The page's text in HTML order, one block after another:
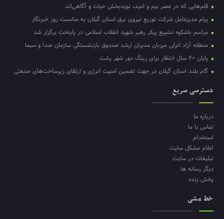
قلم‌هایی که در عصر بیم و امید، نویدبخش حیات و آگاهی‌اند
پیام مدیرعامل شرکت توزیع نیروی برق استان گیلان به مناسبت روز خبرنگار ‌
مراسم باشکوه تشییع پیکر رهبر شهید انقلاب اسلامی در پایتخت برگزار شد
منطقه آزاد انزلی میزبان مدیران ارشد صندوق بازنشستگی سازمان صدا و سیما
پایان ۲۰ سال انتظار برای رینگ دور شهر رشت
گام بلند استان گیلان در جهت تضمین امنیت انرژی و ارتقای زیرساخت‌های صنعتی
دسترسی سریع
درباره ما
تماس با ما
استخدام
اعلام مشکل سایت
تبلیغات در سایت
دیگر رسانه ها
پخش زنده
خط مشی